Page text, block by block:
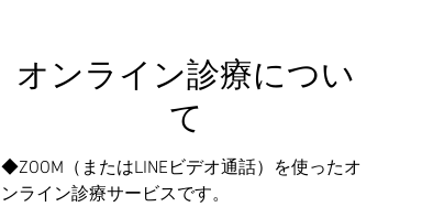
オンライン診療につい
て
◆ZOOM（またはLINEビデオ通話）を使ったオ
ンライン診療サービスです。